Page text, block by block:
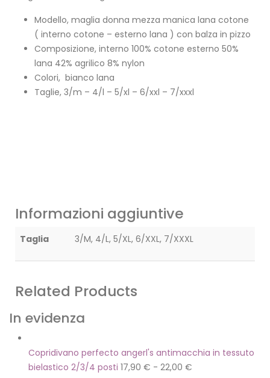
Modello, maglia donna mezza manica lana cotone
( interno cotone – esterno lana ) con balza in pizzo
Composizione, interno 100% cotone esterno 50%
lana 42% agrilico 8% nylon
Colori, bianco lana
Taglie, 3/m – 4/l – 5/xl – 6/xxl – 7/xxxl
Informazioni aggiuntive
Taglia 3/M, 4/L, 5/XL, 6/XXL, 7/XXXL
Related Products
In evidenza
Copridivano perfecto angerl's antimacchia in tessuto
bielastico 2/3/4 posti 17,90 € - 22,00 €